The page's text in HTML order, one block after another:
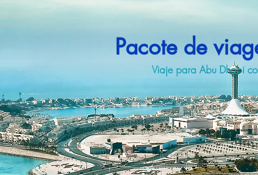
Pacote de
Viaje para Abu Dhabi